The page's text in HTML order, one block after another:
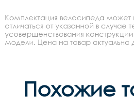
Комплектация велосипеда может
отличаться от указанной в случае
усовершенствования
модели. Цена на товар актуальна
Похожие